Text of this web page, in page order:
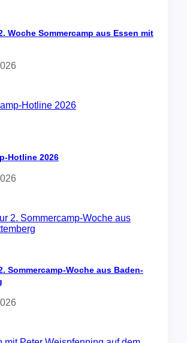
Woche Sommercamp aus Essen mit
Hotline 2026
Sommercamp-Woche aus Baden-